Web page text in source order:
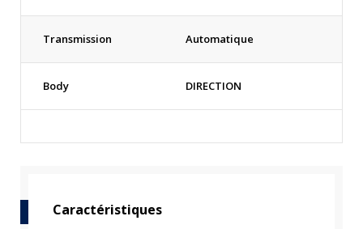
Transmission Automatique
Body DIRECTION
Caractéristiques